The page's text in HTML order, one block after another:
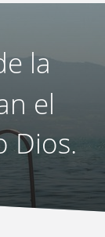
la
el
Dios.